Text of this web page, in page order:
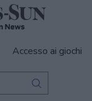
Accesso ai giochi